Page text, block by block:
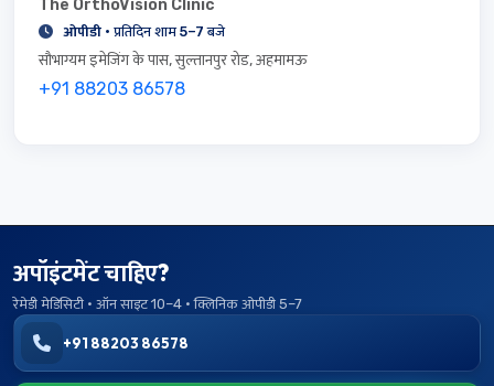
The OrthoVision Clinic
ओपीडी · प्रतिदिन शाम 5–7 बजे
सौभाग्यम इमेजिंग के पास, सुल्तानपुर रोड, अहमामऊ
+91 88203 86578
अपॉइंटमेंट चाहिए?
रेमेडी मेडिसिटी · ऑन साइट 10–4 · क्लिनिक ओपीडी 5–7
+91 88203 86578